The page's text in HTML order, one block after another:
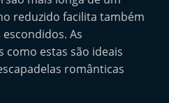
reduzido facilita também
As
como estas são ideais
românticas